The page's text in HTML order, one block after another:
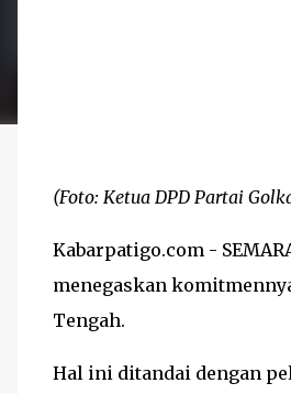
(Foto: Ketua DPD Partai
Kabarpatigo.com -
menegaskan
Tengah.
Hal ini ditandai dengan